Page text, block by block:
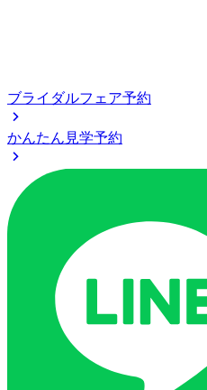
ブライダルフェア予約
かんたん見学予約